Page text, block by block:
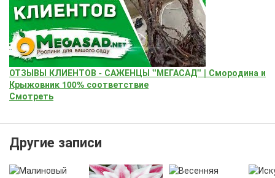
ОТЗЫВЫ КЛИЕНТОВ - САЖЕНЦЫ "МЕГАСАД" | Смородина и
Крыжовник 100% соответствие
Смотреть
Другие записи